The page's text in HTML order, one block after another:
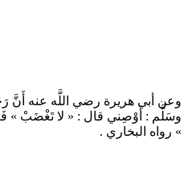
وعن أبي هريرة رضي اللَّه عنه أَنَّ
وسَلَّم : أَوْصِني قال : « لا تَغْضَبْ »
» رواه البخاري .